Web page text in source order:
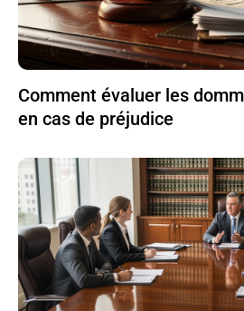
Comment évaluer les
en cas de préjudice